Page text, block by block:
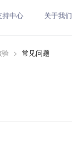
持中心 关于我们
> 常见问题